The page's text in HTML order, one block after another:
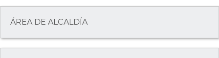
ÁREA DE ALCALDÍA